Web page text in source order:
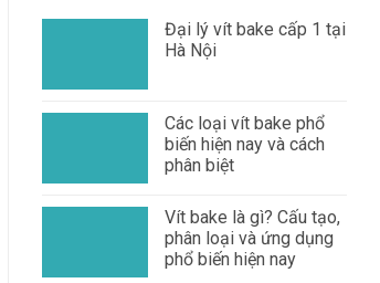
Đại lý vít bake cấp 1 tại
Hà Nội
Các loại vít bake phổ
biến hiện nay và cách
phân biệt
Vít bake là gì? Cấu tạo,
phân loại và ứng dụng
phổ biến hiện nay